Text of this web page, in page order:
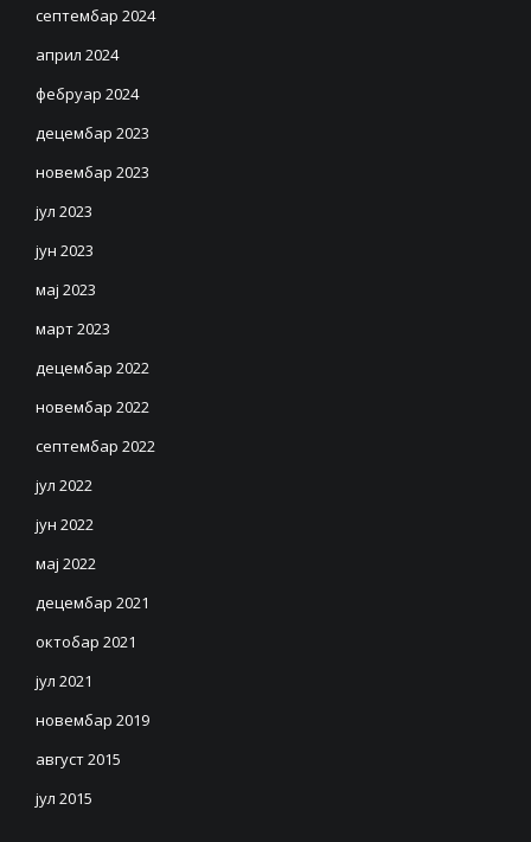
септембар 2024
април 2024
фебруар 2024
децембар 2023
новембар 2023
јул 2023
јун 2023
мај 2023
март 2023
децембар 2022
новембар 2022
септембар 2022
јул 2022
јун 2022
мај 2022
децембар 2021
октобар 2021
јул 2021
новембар 2019
август 2015
јул 2015